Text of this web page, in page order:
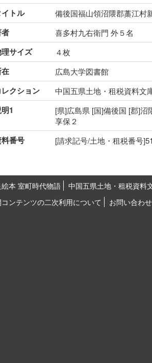
トル 備後国福山領沼隈郡藁江村
喜多村九右衛門 外５名
サイズ ４枚
広島大学図書館
レクション 中国五県土地・租税資料文
1
[県]広島県 [国]備後国 [郡]
享保２
番号 [請求記号/土地・租税番号
本 室町時代物語
中国五県土地・租税資料
ンテンツの二次利用について
お問い合わせ